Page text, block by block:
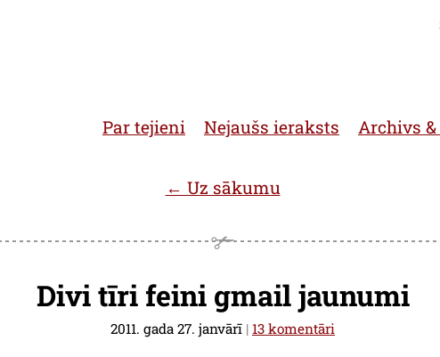
Par tejieni Nejaušs ieraksts Archivs
← Uz sākumu
Divi tīri feini gmail jaunumi
2011. gada 27. janvārī | 13 komentāri